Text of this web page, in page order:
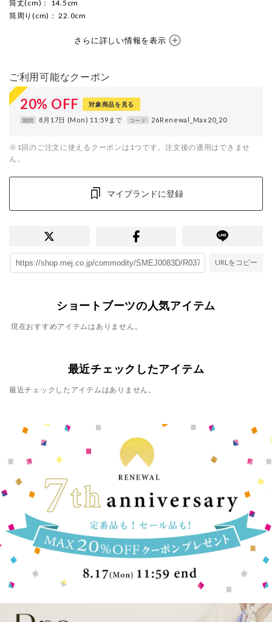
筒丈(cm) ： 14.5cm
筒周り(cm) ： 22.0cm
さらに詳しい情報を表示
ご利用可能なクーポン
20% OFF 対象商品を見る
期間 8月17日 (Mon) 11:59まで コード 26Renewal_Max20_20
※1回のご注文に使えるクーポンは1つです。注文後の適用はできませ
ん。
マイブランドに登録
URLをコピー
ショートブーツの人気アイテム
現在おすすめアイテムはありません。
最近チェックしたアイテム
最近チェックしたアイテムはありません。